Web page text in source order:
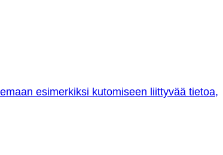
esimerkiksi kutomiseen liittyvää tietoa,